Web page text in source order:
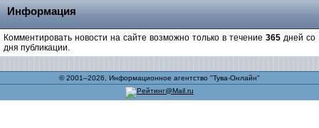
Информация
Комментировать новости на сайте возможно только в течение 365 дней со
дня публикации.
© 2001–2026, Информационное агентство "Тува-Онлайн"